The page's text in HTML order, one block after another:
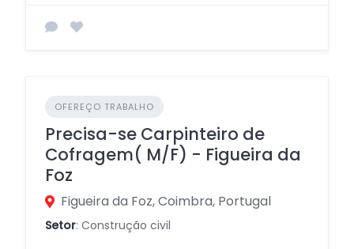
OFEREÇO TRABALHO
Precisa-se Carpinteiro de
Cofragem( M/F) - Figueira da
Foz
Figueira da Foz, Coimbra, Portugal
Setor: Construção civil